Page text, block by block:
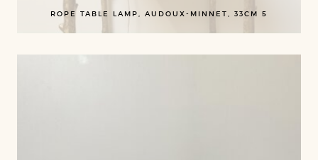
ROPE TABLE LAMP, AUDOUX-MINNET, 33CM 5